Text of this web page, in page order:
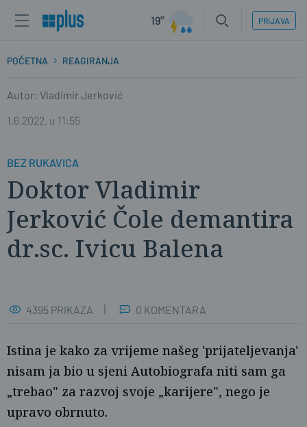
19° PRIJAVA
POČETNA REAGIRANJA
Autor: Vladimir Jerković
1.6.2022. u 11:55
BEZ RUKAVICA
Doktor Vladimir
Jerković Čole demantira
dr.sc. Ivicu Balena
4395 PRIKAZA 0 KOMENTARA
Istina je kako za vrijeme našeg 'prijateljevanja'
nisam ja bio u sjeni Autobiografa niti sam ga
„trebao" za razvoj svoje „karijere", nego je
upravo obrnuto.